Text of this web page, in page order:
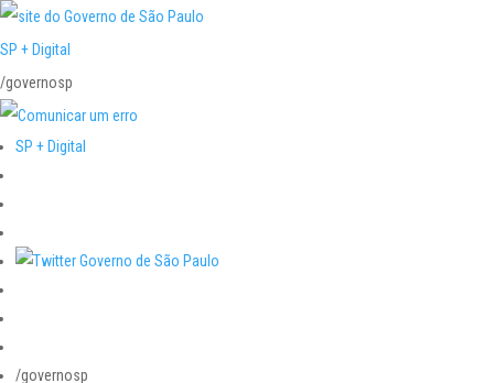
SP + Digital
/governosp
SP + Digital
/governosp